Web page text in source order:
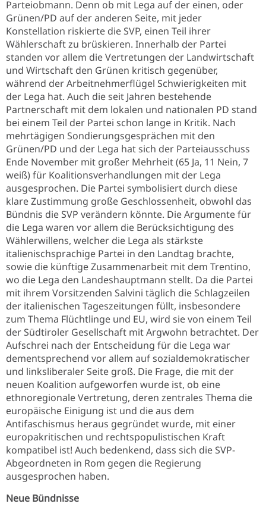
Parteiobmann. Denn ob mit Lega auf der einen, oder
Grünen/PD auf der anderen Seite, mit jeder
Konstellation riskierte die SVP, einen Teil ihrer
Wählerschaft zu brüskieren. Innerhalb der Partei
standen vor allem die Vertretungen der Landwirtschaft
und Wirtschaft den Grünen kritisch gegenüber,
während der Arbeitnehmerflügel Schwierigkeiten mit
der Lega hat. Auch die seit Jahren bestehende
Partnerschaft mit dem lokalen und nationalen PD stand
bei einem Teil der Partei schon lange in Kritik. Nach
mehrtägigen Sondierungsgesprächen mit den
Grünen/PD und der Lega hat sich der Parteiausschuss
Ende November mit großer Mehrheit (65 Ja, 11 Nein, 7
weiß) für Koalitionsverhandlungen mit der Lega
ausgesprochen. Die Partei symbolisiert durch diese
klare Zustimmung große Geschlossenheit, obwohl das
Bündnis die SVP verändern könnte. Die Argumente für
die Lega waren vor allem die Berücksichtigung des
Wählerwillens, welcher die Lega als stärkste
italienischsprachige Partei in den Landtag brachte,
sowie die künftige Zusammenarbeit mit dem Trentino,
wo die Lega den Landeshauptmann stellt. Da die Partei
mit ihrem Vorsitzenden Salvini täglich die Schlagzeilen
der italienischen Tageszeitungen füllt, insbesondere
zum Thema Flüchtlinge und EU, wird sie von einem Teil
der Südtiroler Gesellschaft mit Argwohn betrachtet. Der
Aufschrei nach der Entscheidung für die Lega war
dementsprechend vor allem auf sozialdemokratischer
und linksliberaler Seite groß. Die Frage, die mit der
neuen Koalition aufgeworfen wurde ist, ob eine
ethnoregionale Vertretung, deren zentrales Thema die
europäische Einigung ist und die aus dem
Antifaschismus heraus gegründet wurde, mit einer
europakritischen und rechtspopulistischen Kraft
kompatibel ist! Auch bedenkend, dass sich die SVP-
Abgeordneten in Rom gegen die Regierung
ausgesprochen haben.
Neue Bündnisse